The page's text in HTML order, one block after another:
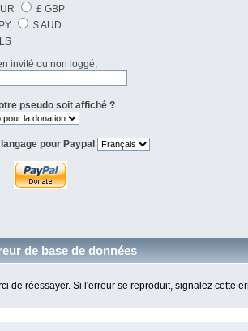
£ GBP
$ AUD
invité ou non loggé,
pseudo soit affiché ?
pour Paypal
de base de données
de réessayer. Si l'erreur se reproduit, signalez cette